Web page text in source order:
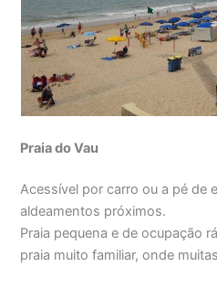
Praia do Vau
Acessível por carro ou a pé de
aldeamentos próximos.
Praia pequena e de ocupação
praia muito familiar, onde